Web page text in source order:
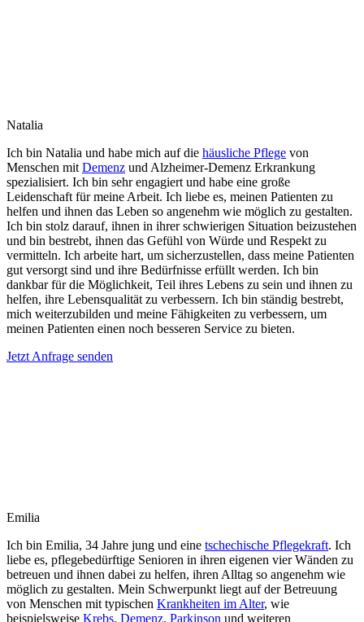
Natalia
Ich bin Natalia und habe mich auf die häusliche Pflege von
Menschen mit Demenz und Alzheimer-Demenz Erkrankung
spezialisiert. Ich bin sehr engagiert und habe eine große
Leidenschaft für meine Arbeit. Ich liebe es, meinen Patienten zu
helfen und ihnen das Leben so angenehm wie möglich zu gestalten.
Ich bin stolz darauf, ihnen in ihrer schwierigen Situation beizustehen
und bin bestrebt, ihnen das Gefühl von Würde und Respekt zu
vermitteln. Ich arbeite hart, um sicherzustellen, dass meine Patienten
gut versorgt sind und ihre Bedürfnisse erfüllt werden. Ich bin
dankbar für die Möglichkeit, Teil ihres Lebens zu sein und ihnen zu
helfen, ihre Lebensqualität zu verbessern. Ich bin ständig bestrebt,
mich weiterzubilden und meine Fähigkeiten zu verbessern, um
meinen Patienten einen noch besseren Service zu bieten.
Jetzt Anfrage senden
Emilia
Ich bin Emilia, 34 Jahre jung und eine tschechische Pflegekraft. Ich
liebe es, pflegebedürftige Senioren in ihren eigenen vier Wänden zu
betreuen und ihnen dabei zu helfen, ihren Alltag so angenehm wie
möglich zu gestalten. Mein Schwerpunkt liegt auf der Betreuung
von Menschen mit typischen Krankheiten im Alter, wie
beispielsweise Krebs, Demenz, Parkinson und weiteren